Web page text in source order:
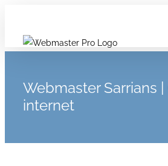
Webmaster Sarrians
internet